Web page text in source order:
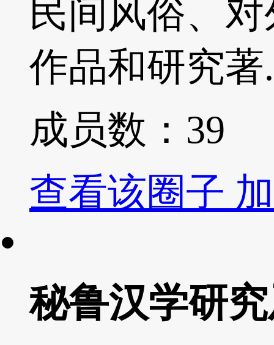
民间风俗、
作品和研究著
成员数： 39
查看该圈子
秘鲁汉学研